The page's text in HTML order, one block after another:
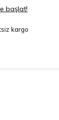
başlat!
kargo